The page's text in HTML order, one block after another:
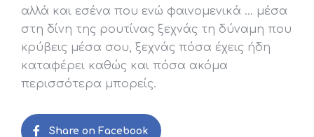
αλλά και εσένα που ενώ φαινομενικά … μέσα
στη δίνη της ρουτίνας ξεχνάς τη δύναμη που
κρύβεις μέσα σου, ξεχνάς πόσα έχεις ήδη
καταφέρει καθώς και πόσα ακόμα
περισσότερα μπορείς.
Share on Facebook